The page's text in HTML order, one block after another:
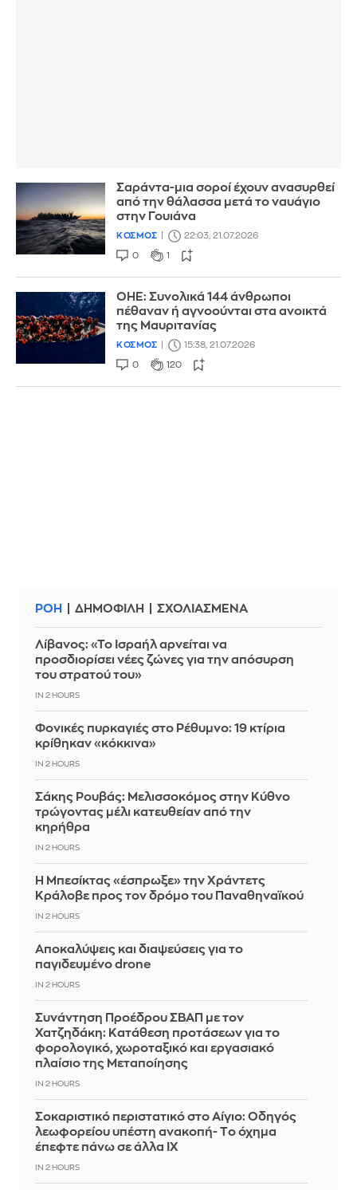
Σαράντα-μια σοροί έχουν ανασυρθεί
από την θάλασσα μετά το ναυάγιο
στην Γουιάνα
ΚΟΣΜΟΣ 22:03, 21.07.2026
0 1
ΟΗΕ: Συνολικά 144 άνθρωποι
πέθαναν ή αγνοούνται στα ανοικτά
της Μαυριτανίας
ΚΟΣΜΟΣ 15:38, 21.07.2026
0 120
ΡΟΗ ΔΗΜΟΦΙΛΗ ΣΧΟΛΙΑΣΜΕΝΑ
Λίβανος: «Το Ισραήλ αρνείται να
προσδιορίσει νέες ζώνες για την απόσυρση
του στρατού του»
IN 2 HOURS
Φονικές πυρκαγιές στο Ρέθυμνο: 19 κτίρια
κρίθηκαν «κόκκινα»
IN 2 HOURS
Σάκης Ρουβάς: Μελισσοκόμος στην Κύθνο
τρώγοντας μέλι κατευθείαν από την
κηρήθρα
IN 2 HOURS
Η Μπεσίκτας «έσπρωξε» την Χράντετς
Κράλοβε προς τον δρόμο του Παναθηναϊκού
IN 2 HOURS
Αποκαλύψεις και διαψεύσεις για το
παγιδευμένο drone
IN 2 HOURS
Συνάντηση Προέδρου ΣΒΑΠ με τον
Χατζηδάκη: Κατάθεση προτάσεων για το
φορολογικό, χωροταξικό και εργασιακό
πλαίσιο της Μεταποίησης
IN 2 HOURS
Σοκαριστικό περιστατικό στο Αίγιο: Οδηγός
λεωφορείου υπέστη ανακοπή- Tο όχημα
έπεφτε πάνω σε άλλα ΙΧ
IN 2 HOURS